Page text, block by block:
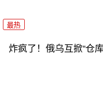
最热
炸疯了！俄乌互掀“仓